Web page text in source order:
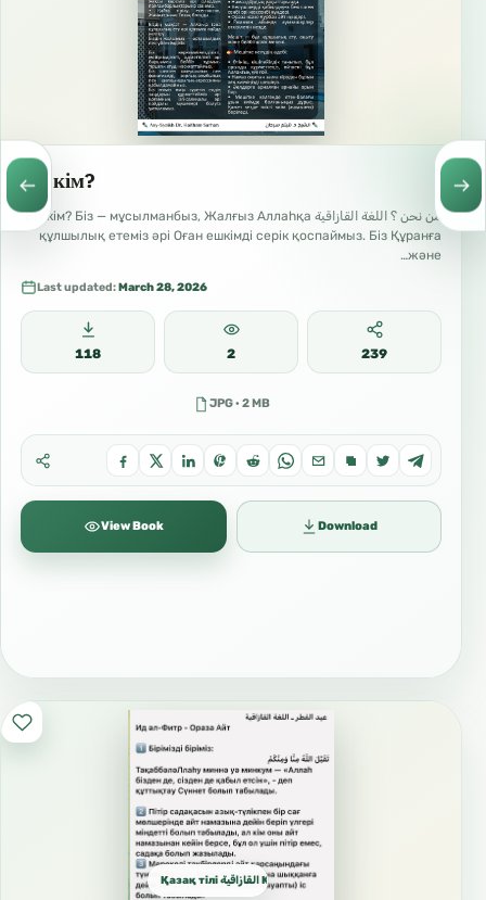
Біз кім?
من نحن ؟ اللغة القازاقية Біз кім? Біз — мұсылманбыз, Жалғыз Аллаһқа
құлшылық етеміз әрі Оған ешкімді серік қоспаймыз. Біз Құранға
және…
Last updated:March 28, 2026
118 2 239
JPG · 2 MB
View Book Download
Қазақ тілі القازاقية Kazakh